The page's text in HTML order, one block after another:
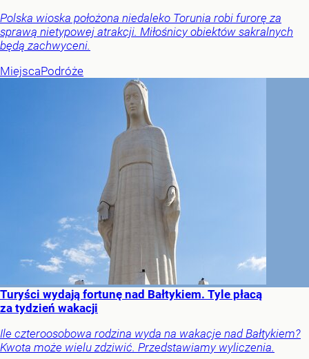
Polska wioska położona niedaleko Torunia robi furorę za
sprawą nietypowej atrakcji. Miłośnicy obiektów sakralnych
będą zachwyceni.
MiejscaPodróże
Turyści wydają fortunę nad Bałtykiem. Tyle płacą
za tydzień wakacji
Ile czteroosobowa rodzina wyda na wakacje nad Bałtykiem?
Kwota może wielu zdziwić. Przedstawiamy wyliczenia.